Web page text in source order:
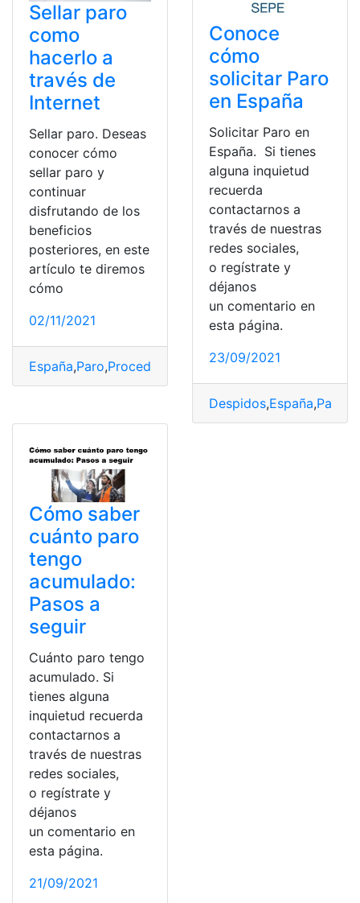
Sellar paro
como
hacerlo a
través de
Internet
Sellar paro. Deseas
conocer cómo
sellar paro y
continuar
disfrutando de los
beneficios
posteriores, en este
artículo te diremos
cómo
02/11/2021
España,Paro,Procedimiento Recomendaciones
Conoce
cómo
solicitar Paro
en España
Solicitar Paro en
España. Si tienes
alguna inquietud
recuerda
contactarnos a
través de nuestras
redes sociales,
o regístrate y
déjanos
un comentario en
esta página.
23/09/2021
Despidos,España,Paro
Cómo saber
cuánto paro
tengo
acumulado:
Pasos a
seguir
Cuánto paro tengo
acumulado. Si
tienes alguna
inquietud recuerda
contactarnos a
través de nuestras
redes sociales,
o regístrate y
déjanos
un comentario en
esta página.
21/09/2021